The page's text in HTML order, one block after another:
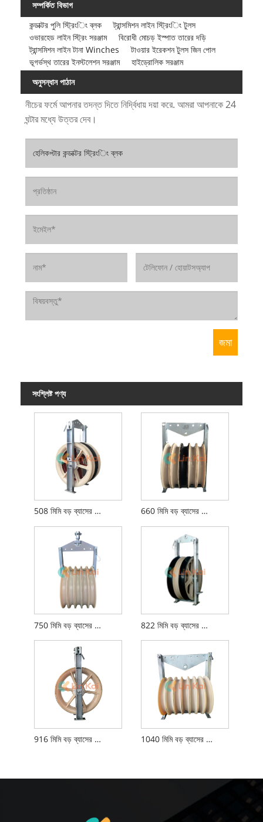
সম্পর্কিত বিভাগ
কন্ডাক্টর পুলি স্ট্রিংিং ব্লক
ট্রান্সমিশন লাইন স্ট্রিংিং টুলস
ওভারহেড লাইন স্ট্রিং সরঞ্জাম
বিরোধী মোচড় ইস্পাত তারের দড়ি
ট্রান্সমিশন লাইন টানা Winches
টাওয়ার ইরেকশন টুলস জিন পোল
ভূগর্ভস্থ তারের ইনস্টলেশন সরঞ্জাম
হাইড্রোলিক সরঞ্জাম
অনুসন্ধান পাঠান
নীচের ফর্মে আপনার তদন্ত দিতে নির্দ্বিধায় দয়া করে. আমরা আপনাকে 24
ঘন্টার মধ্যে উত্তর দেব।
সংশ্লিষ্ট পণ্য
508 মিমি বড় ব্যাসের স্ট্রিংিং ব্লক 660 মিমি বড় ব্যাসের স্ট্রিংিং ব্লক
750 মিমি বড় ব্যাসের স্ট্রিংিং ব্লক 822 মিমি বড় ব্যাসের স্ট্রিংিং ব্লক
916 মিমি বড় ব্যাসের স্ট্রিংিং ব্লক 1040 মিমি বড় ব্যাসের স্ট্রিংিং ব্লক